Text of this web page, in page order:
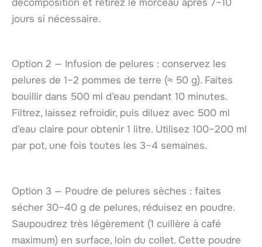
décomposition et retirez le morceau après 7–10
jours si nécessaire.
Option 2 — Infusion de pelures : conservez les
pelures de 1–2 pommes de terre (≈ 50 g). Faites
bouillir dans 500 ml d’eau pendant 10 minutes.
Filtrez, laissez refroidir, puis diluez avec 500 ml
d’eau claire pour obtenir 1 litre. Utilisez 100–200 ml
par pot, une fois toutes les 3–4 semaines.
Option 3 — Poudre de pelures sèches : faites
sécher 30–40 g de pelures, réduisez en poudre.
Saupoudrez très légèrement (1 cuillère à café
maximum) en surface, loin du collet. Cette poudre